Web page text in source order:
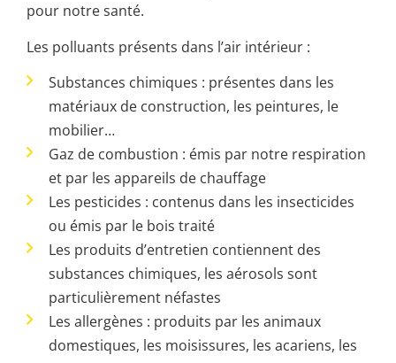
pour notre santé.
Les polluants présents dans l’air intérieur :
Substances chimiques : présentes dans les
matériaux de construction, les peintures, le
mobilier…
Gaz de combustion : émis par notre respiration
et par les appareils de chauffage
Les pesticides : contenus dans les insecticides
ou émis par le bois traité
Les produits d’entretien contiennent des
substances chimiques, les aérosols sont
particulièrement néfastes
Les allergènes : produits par les animaux
domestiques, les moisissures, les acariens, les